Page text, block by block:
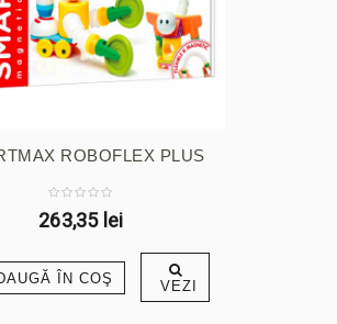
ROBOFLEX PLUS
263,35 lei
ÎN COŞ VEZI